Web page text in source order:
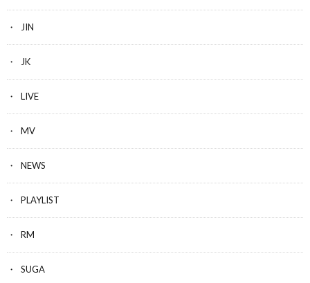
JIN
JK
LIVE
MV
NEWS
PLAYLIST
RM
SUGA